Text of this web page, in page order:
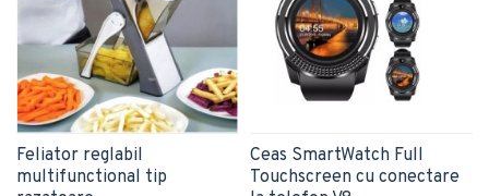
Feliator reglabil
multifunctional tip
Ceas SmartWatch Full
Touchscreen cu conectare